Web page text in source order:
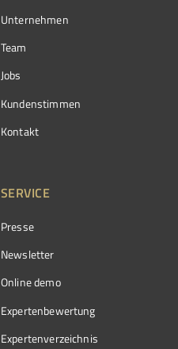
Unternehmen
Team
Jobs
Kundenstimmen
Kontakt
SERVICE
Presse
Newsletter
Online demo
Expertenbewertung
Expertenverzeichnis